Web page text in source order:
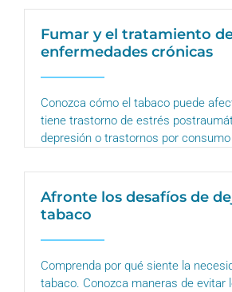
Fumar y el tratamiento
enfermedades crónicas
Conozca cómo el tabaco puede
tiene trastorno de estrés
depresión o trastornos por
Afronte los desafíos de
tabaco
Comprenda por qué siente la
tabaco. Conozca maneras de evitar